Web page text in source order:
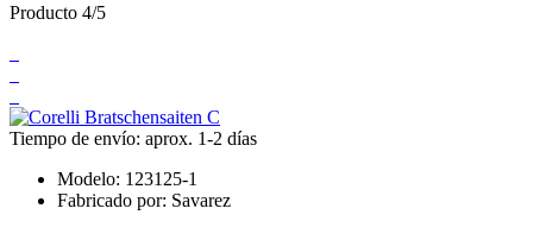
Producto 4/5
Tiempo de envío: aprox. 1-2 días
Modelo: 123125-1
Fabricado por: Savarez